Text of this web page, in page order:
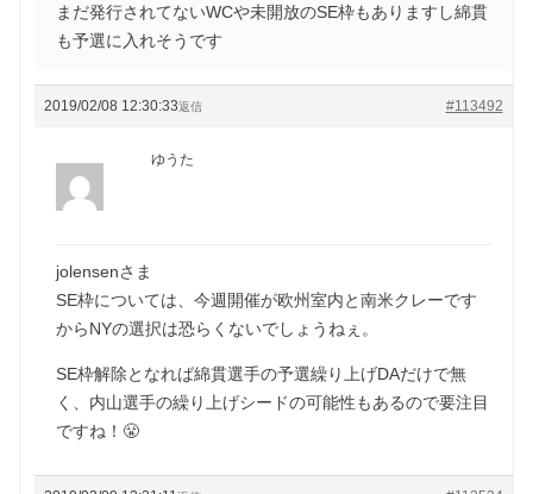
まだ発行されてないWCや未開放のSE枠もありますし綿貫
も予選に入れそうです
2019/02/08 12:30:33 #113492
返信
ゆうた
jolensenさま
SE枠については、今週開催が欧州室内と南米クレーです
からNYの選択は恐らくないでしょうねぇ。
SE枠解除となれば綿貫選手の予選繰り上げDAだけで無
く、内山選手の繰り上げシードの可能性もあるので要注目
ですね！😤